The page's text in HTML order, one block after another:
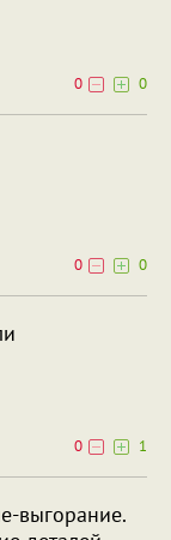
0
0
0
0
0
1
выгорание.